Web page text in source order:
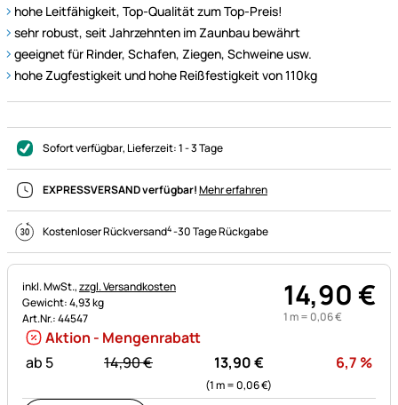
hohe Leitfähigkeit, Top-Qualität zum Top-Preis!
sehr robust, seit Jahrzehnten im Zaunbau bewährt
geeignet für Rinder, Schafen, Ziegen, Schweine usw.
hohe Zugfestigkeit und hohe Reißfestigkeit von 110kg
Sofort verfügbar, Lieferzeit:1 - 3 Tage
EXPRESSVERSAND verfügbar!Mehr erfahren
Kostenloser Rückversand4-30 Tage Rückgabe
Steuerhinweis:
inkl. MwSt.,zzgl. Versandkosten
Gewicht: 4,93 kg
Art.Nr.: 44547
14,90€
1 m = 0,06€
Aktion - Mengenrabatt
ab 5
statt:
14,90€ 13,90€
(1 m =0,06€)
6,7 %